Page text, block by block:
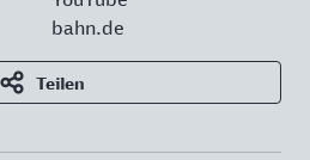
bahn.de
Teilen